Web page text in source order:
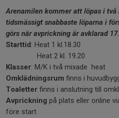
Arenamilen kommer att löpas i två
tidsmässigt snabbaste löparna i
görs när avprickning är avklarad
Starttid: Heat 1 kl.18.30
Heat 2 kl. 19.20
Klasser: M/K i två mixade heat
Omklädningsrum finns i
Toaletter finns i anslutning till
Avprickning på plats eller online
före start